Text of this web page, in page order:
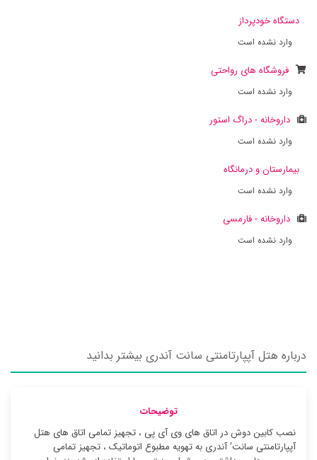
دستگاه خودپرداز
وارد نشده است
فروشگاه های رواحتی
وارد نشده است
داروخانه - دراگ استور
وارد نشده است
بیمارستان و درمانگاه
وارد نشده است
داروخانه - فارمسی
وارد نشده است
درباره هتل آپپارتامنتی سانت آندری بیشتر بدانید
توضیحات
نصب کابین دوش در اتاق های وی آی پی ، تجهیز تمامی اتاق های هتل
آپپارتامنتی سانت' آندری به تهویه مطبوع اتوماتیک ، تجهیز تمامی